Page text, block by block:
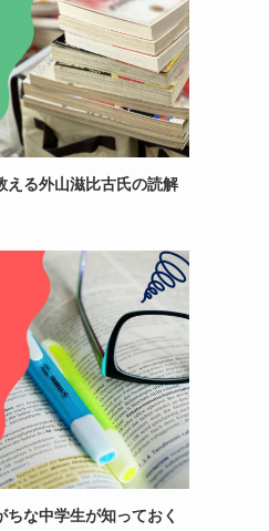
える外山滋比古氏の読解
な中学生が知っておく